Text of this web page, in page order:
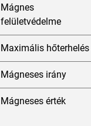
Mágnes
felületvédelme
Maximális hőterhelés
Mágneses irány
Mágneses érték